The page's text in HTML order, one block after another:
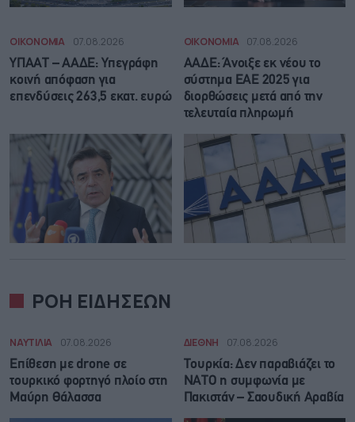
ΟΙΚΟΝΟΜΙΑ 07.08.2026
ΥΠΑΑΤ – ΑΑΔΕ: Υπεγράφη
κοινή απόφαση για
επενδύσεις 263,5 εκατ. ευρώ
ΟΙΚΟΝΟΜΙΑ 07.08.2026
ΑΑΔΕ: Άνοιξε εκ νέου το
σύστημα ΕΑΕ 2025 για
διορθώσεις μετά από την
τελευταία πληρωμή
ΡΟΗ ΕΙΔΗΣΕΩΝ
ΝΑΥΤΙΛΙΑ 07.08.2026
Επίθεση με drone σε
τουρκικό φορτηγό πλοίο στη
Μαύρη Θάλασσα
ΔΙΕΘΝΗ 07.08.2026
Τουρκία: Δεν παραβιάζει το
ΝΑΤΟ η συμφωνία με
Πακιστάν – Σαουδική Αραβία